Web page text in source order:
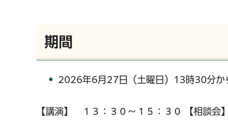
期間
2026年6月27日（土曜日）13時30分
【講演】 １３：３０～１５：３０ 【相談会